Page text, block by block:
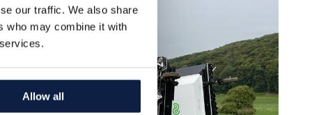
our traffic. We also share
who may combine it with
Allow all